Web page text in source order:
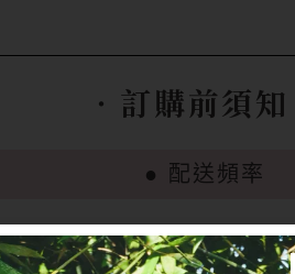
‧訂購前須知
● 配送頻率
次，並統一在每月 1～5 日之間